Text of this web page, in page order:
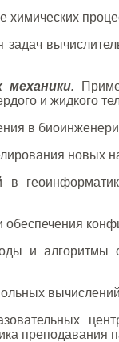
химических
и жидкого
в
новых
в
и алгоритмы
преподавания